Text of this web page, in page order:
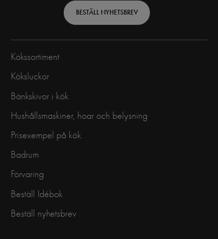
SwedishBESTÄLL NYHETSBREV
Kökssortiment
Köksluckor
Bänkskivor i kök
Hushållsmaskiner, hoar och belysning
Prisexempel på kök
Badrum
Förvaring
Beställ Idébok
Beställ nyhetsbrev